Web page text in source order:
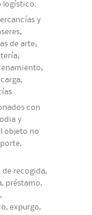
logístico.
y
de arte;
con
y
objeto no
de recogida,
préstamo,
expurgo,